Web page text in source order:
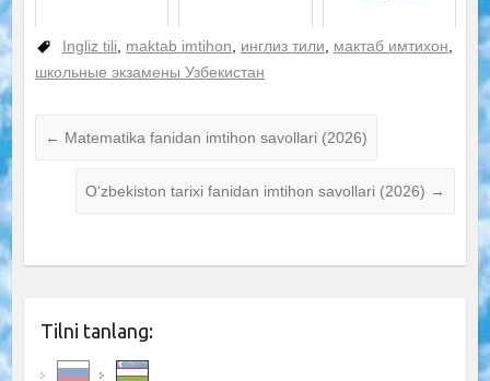
Ingliz tili maktab imtihon инглиз тили мактаб имтихон
школьные экзамены Узбекистан
← Matematika fanidan imtihon savollari (2026)
O‘zbekiston tarixi fanidan imtihon savollari (2026) →
Tilni tanlang: